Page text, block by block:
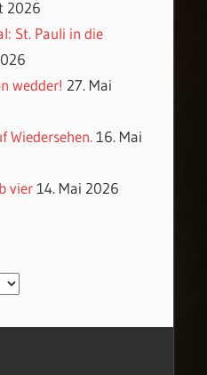
2026
St. Pauli in die
wedder! 27. Mai
Wiedersehen. 16. Mai
vier 14. Mai 2026